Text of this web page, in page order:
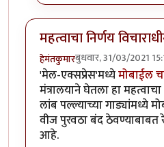
महत्वाचा निर्णय
हेमंतकुमारबुधवार, 31/03/2021
'मेल-एक्सप्रेस'मध्येमोबाईल
मंत्रालयाने घेतला हा महत्वाचा
लांब पल्ल्याच्या गाड्यांमध्ये
वीज पुरवठा बंद ठेवण्याबाबत
आहे.